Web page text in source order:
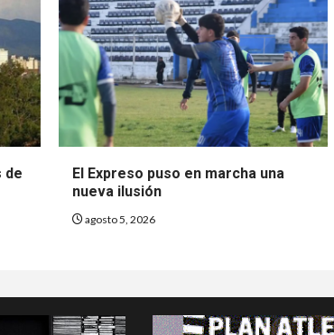
de
El Expreso puso en marcha una
nueva ilusión
agosto 5, 2026